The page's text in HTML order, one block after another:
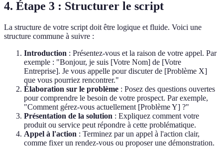
4. Étape 3 : Structurer le script
La structure de votre script doit être logique et fluide. Voici une
structure commune à suivre :
Introduction : Présentez-vous et la raison de votre appel. Par
exemple : "Bonjour, je suis [Votre Nom] de [Votre
Entreprise]. Je vous appelle pour discuter de [Problème X]
que vous pourriez rencontrer."
Élaboration sur le problème : Posez des questions ouvertes
pour comprendre le besoin de votre prospect. Par exemple,
"Comment gérez-vous actuellement [Problème Y] ?"
Présentation de la solution : Expliquez comment votre
produit ou service peut répondre à cette problématique.
Appel à l'action : Terminez par un appel à l'action clair,
comme fixer un rendez-vous ou proposer une démonstration.